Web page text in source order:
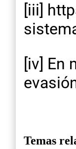
[iii]
[iv] En
Temas